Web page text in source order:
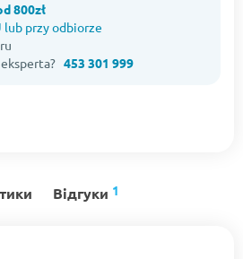
800zł
lub przy odbiorze
453 301 999
Відгуки 1